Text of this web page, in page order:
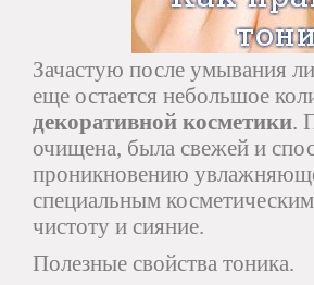
Зачастую после умывания
еще остается небольшое
декоративной косметики.
очищена, была свежей и
проникновению
специальным
чистоту и сияние.
Полезные свойства тоника.